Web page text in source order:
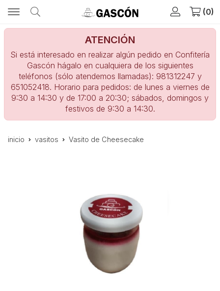
0
ATENCIÓN
Si está interesado en realizar algún pedido en Confitería
Gascón hágalo en cualquiera de los siguientes
teléfonos (sólo atendemos llamadas): 981312247 y
651052418. Horario para pedidos: de lunes a viernes de
9:30 a 14:30 y de 17:00 a 20:30; sábados, domingos y
festivos de 9:30 a 14:30.
inicio vasitos Vasito de Cheesecake